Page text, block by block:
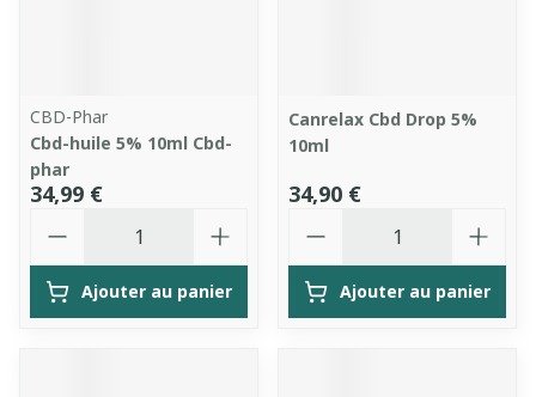
CBD-Phar
Cbd-huile 5% 10ml Cbd-
phar
34,99 €
Ajouter au panier
Canrelax Cbd Drop 5%
10ml
34,90 €
Ajouter au panier